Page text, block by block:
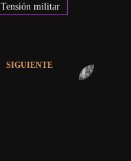
Tensión militar
SIGUIENTE